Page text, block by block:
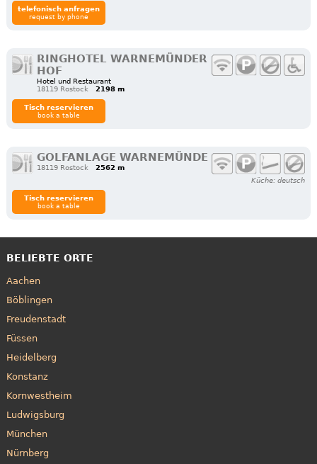
telefonisch anfragen
request by phone
RINGHOTEL WARNEMÜNDER
HOF
Hotel und Restaurant
18119 Rostock
2198 m
Tisch reservieren
book a table
GOLFANLAGE WARNEMÜNDE
18119 Rostock
2562 m
Küche: deutsch
Tisch reservieren
book a table
BELIEBTE ORTE
Aachen
Böblingen
Freudenstadt
Füssen
Heidelberg
Konstanz
Kornwestheim
Ludwigsburg
München
Nürnberg